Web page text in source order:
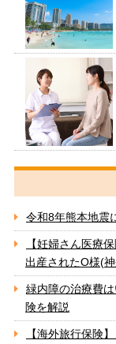
令和8年熊本地震
【妊婦さん医療
出産されたO様(
緑内障の治療費
険を解説
【海外旅行保険